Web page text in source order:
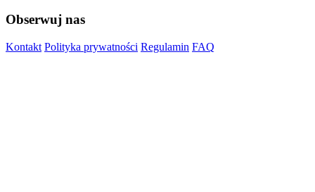
Obserwuj nas
Kontakt Polityka prywatności Regulamin FAQ